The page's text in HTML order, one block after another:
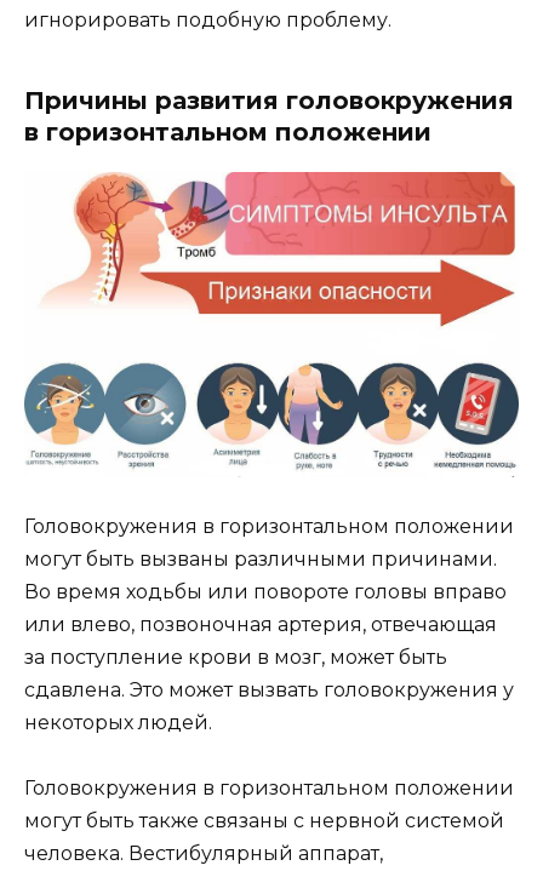
игнорировать подобную проблему.
Причины развития головокружения
в горизонтальном положении
Головокружения в горизонтальном положении
могут быть вызваны различными причинами.
Во время ходьбы или повороте головы вправо
или влево, позвоночная артерия, отвечающая
за поступление крови в мозг, может быть
сдавлена. Это может вызвать головокружения у
некоторых людей.
Головокружения в горизонтальном положении
могут быть также связаны с нервной системой
человека. Вестибулярный аппарат,